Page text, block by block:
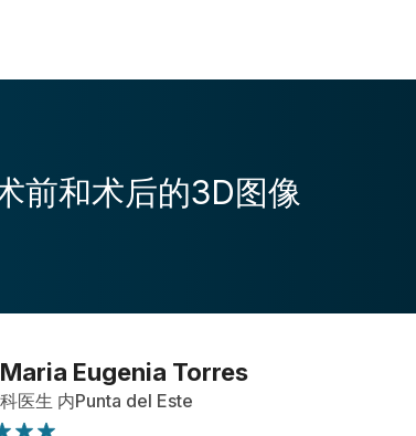
前和术后的3D图像
Eugenia Torres
医生 内Punta del Este